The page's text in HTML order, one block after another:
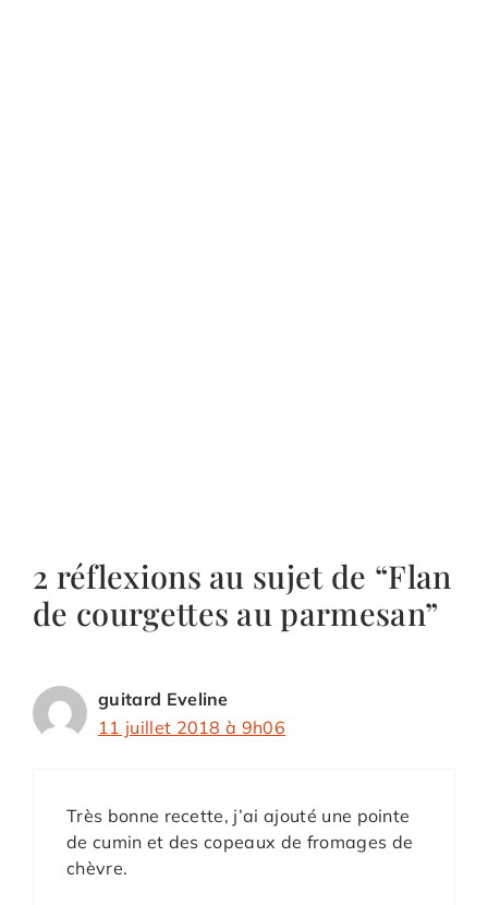
2 réflexions au sujet de “Flan
de courgettes au parmesan”
guitard Eveline
11 juillet 2018 à 9h06
Très bonne recette, j’ai ajouté une pointe
de cumin et des copeaux de fromages de
chèvre.